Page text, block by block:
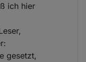
ich hier
gesetzt,